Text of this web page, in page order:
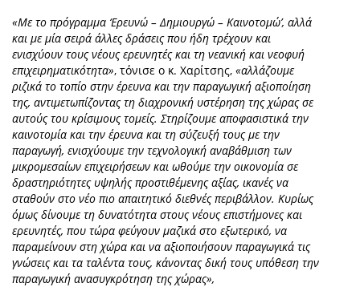
«Με το πρόγραμμα ‘Ερευνώ – Δημιουργώ – Καινοτομώ’, αλλά
και με μία σειρά άλλες δράσεις που ήδη τρέχουν και
ενισχύουν τους νέους ερευνητές και τη νεανική και νεοφυή
επιχειρηματικότητα», τόνισε ο κ. Χαρίτσης, «αλλάζουμε
ριζικά το τοπίο στην έρευνα και την παραγωγική αξιοποίηση
της, αντιμετωπίζοντας τη διαχρονική υστέρηση της χώρας σε
αυτούς του κρίσιμους τομείς. Στηρίζουμε αποφασιστικά την
καινοτομία και την έρευνα και τη σύζευξή τους με την
παραγωγή, ενισχύουμε την τεχνολογική αναβάθμιση των
μικρομεσαίων επιχειρήσεων και ωθούμε την οικονομία σε
δραστηριότητες υψηλής προστιθέμενης αξίας, ικανές να
σταθούν στο νέο πιο απαιτητικό διεθνές περιβάλλον. Κυρίως
όμως δίνουμε τη δυνατότητα στους νέους επιστήμονες και
ερευνητές, που τώρα φεύγουν μαζικά στο εξωτερικό, να
παραμείνουν στη χώρα και να αξιοποιήσουν παραγωγικά τις
γνώσεις και τα ταλέντα τους, κάνοντας δική τους υπόθεση την
παραγωγική ανασυγκρότηση της χώρας»,